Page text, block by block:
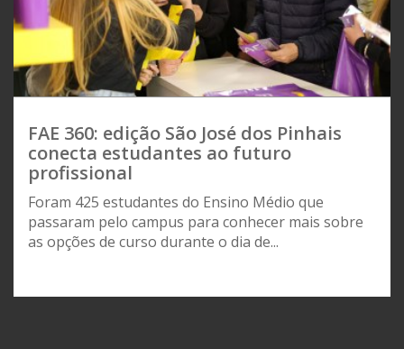
FAE 360: edição São José dos Pinhais
conecta estudantes ao futuro
profissional
Foram 425 estudantes do Ensino Médio que
passaram pelo campus para conhecer mais sobre
as opções de curso durante o dia de...